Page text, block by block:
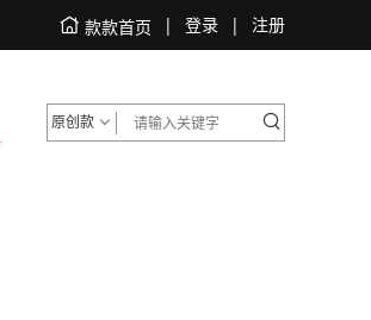
款款首页 | 登录 | 注册
原创款